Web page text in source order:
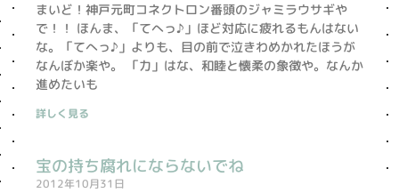
まいど！神戸元町コネクトロン番頭のジャミラウサギや
で！！ ほんま、「てへっ♪」ほど対応に疲れるもんはない
な。「てへっ♪」よりも、目の前で泣きわめかれたほうが
なんぼか楽や。 「力」はな、和睦と懐柔の象徴や。なんか
進めたいも
詳しく見る
宝の持ち腐れにならないでね
2012年10月31日